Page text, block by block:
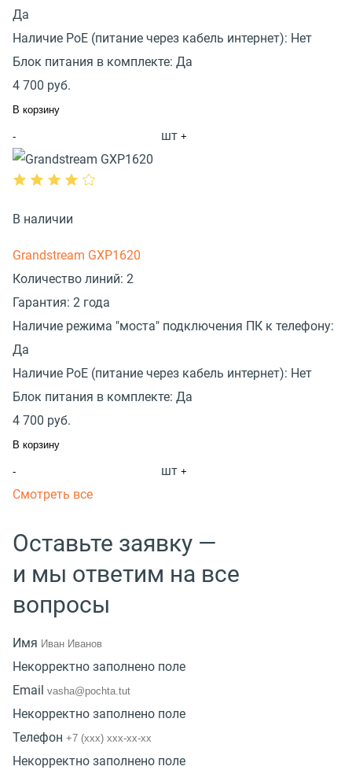
Да
Наличие PoE (питание через кабель интернет): Нет
Блок питания в комплекте: Да
4 700 руб.
В корзину
- шт +
В наличии
Grandstream GXP1620
Количество линий: 2
Гарантия: 2 года
Наличие режима "моста" подключения ПК к телефону:
Да
Наличие PoE (питание через кабель интернет): Нет
Блок питания в комплекте: Да
4 700 руб.
В корзину
- шт +
Смотреть все
Оставьте заявку —
и мы ответим на все
вопросы
Имя
Некорректно заполнено поле
Email
Некорректно заполнено поле
Телефон
Некорректно заполнено поле